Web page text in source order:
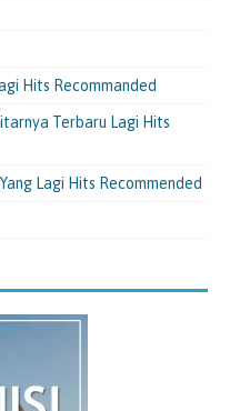
Hits Recommanded
Terbaru Lagi Hits
Lagi Hits Recommended